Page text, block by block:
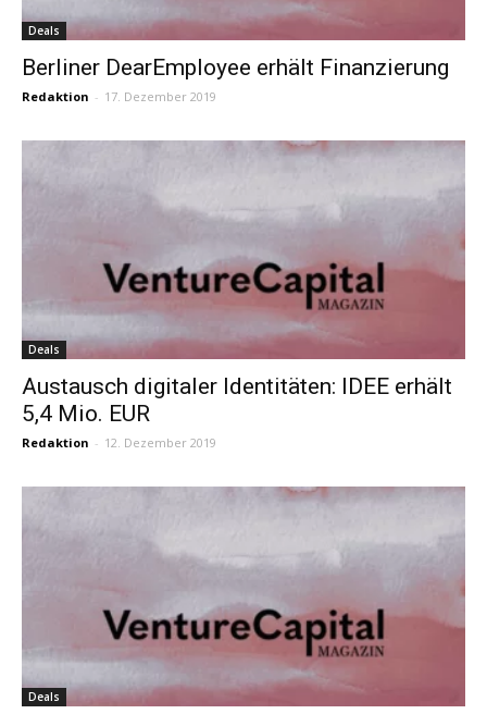
Deals
Berliner DearEmployee erhält Finanzierung
Redaktion - 17. Dezember 2019
Deals
Austausch digitaler Identitäten: IDEE erhält
5,4 Mio. EUR
Redaktion - 12. Dezember 2019
Deals